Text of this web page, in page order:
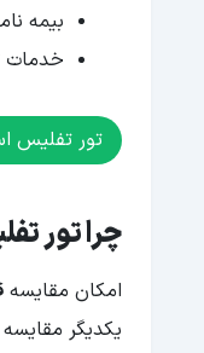
بیمه
خدمات
تور تفلیس
چرا تور
امکان
یکدیگر